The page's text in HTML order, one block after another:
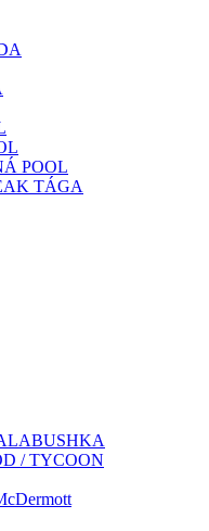
POOL
TÁGA
/ TYCOON